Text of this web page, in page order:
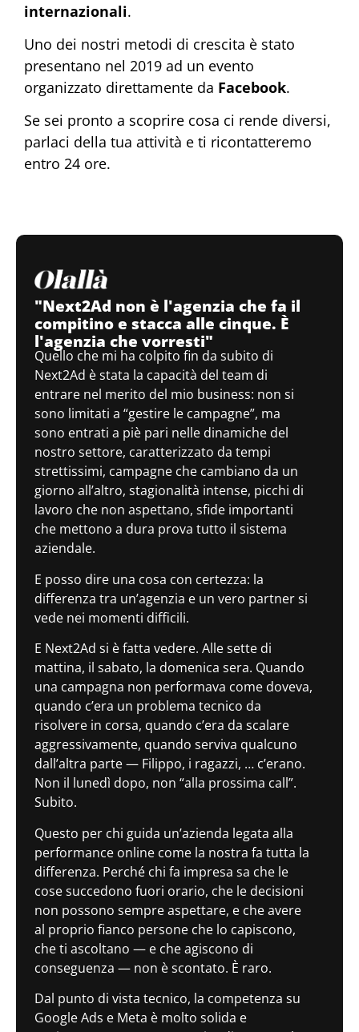
internazionali.
Uno dei nostri metodi di crescita è stato
presentano nel 2019 ad un evento
organizzato direttamente da Facebook.
Se sei pronto a scoprire cosa ci rende diversi,
parlaci della tua attività e ti ricontatteremo
entro 24 ore.
"Next2Ad non è l'agenzia che fa il
compitino e stacca alle cinque. È
l'agenzia che vorresti"
Quello che mi ha colpito fin da subito di
Next2Ad è stata la capacità del team di
entrare nel merito del mio business: non si
sono limitati a “gestire le campagne”, ma
sono entrati a piè pari nelle dinamiche del
nostro settore, caratterizzato da tempi
strettissimi, campagne che cambiano da un
giorno all’altro, stagionalità intense, picchi di
lavoro che non aspettano, sfide importanti
che mettono a dura prova tutto il sistema
aziendale.
E posso dire una cosa con certezza: la
differenza tra un’agenzia e un vero partner si
vede nei momenti difficili.
E Next2Ad si è fatta vedere. Alle sette di
mattina, il sabato, la domenica sera. Quando
una campagna non performava come doveva,
quando c’era un problema tecnico da
risolvere in corsa, quando c’era da scalare
aggressivamente, quando serviva qualcuno
dall’altra parte — Filippo, i ragazzi, … c’erano.
Non il lunedì dopo, non “alla prossima call”.
Subito.
Questo per chi guida un’azienda legata alla
performance online come la nostra fa tutta la
differenza. Perché chi fa impresa sa che le
cose succedono fuori orario, che le decisioni
non possono sempre aspettare, e che avere
al proprio fianco persone che lo capiscono,
che ti ascoltano — e che agiscono di
conseguenza — non è scontato. È raro.
Dal punto di vista tecnico, la competenza su
Google Ads e Meta è molto solida e